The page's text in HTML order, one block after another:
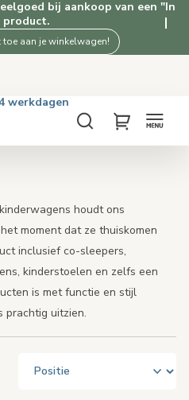
bij aankoop van een "In
product.
toe aan je winkelwagen!
€50. Shop nu!
klanten
werkdagen
100 dagen
ZoekenMy Cart
houdt ons
moment dat ze thuiskomen
inclusief co-sleepers,
kinderstoelen en zelfs een
is met functie en stijl
prachtig uitzien.